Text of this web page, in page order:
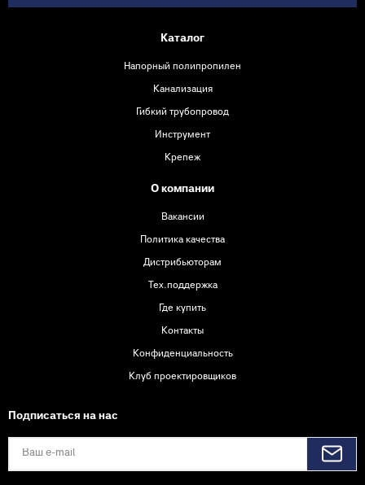
Каталог
Напорный полипропилен
Канализация
Гибкий трубопровод
Инструмент
Крепеж
О компании
Вакансии
Политика качества
Дистрибьюторам
Тех.поддержка
Где купить
Контакты
Конфиденциальность
Клуб проектировщиков
Подписаться на нас